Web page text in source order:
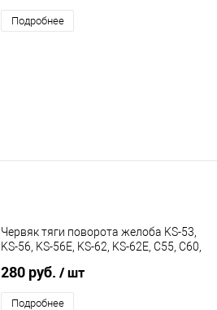
Подробнее
Червяк тяги поворота желоба KS-53,
KS-56, KS-56E, KS-62, KS-62E, C55, С60,
280 руб. / шт
Подробнее